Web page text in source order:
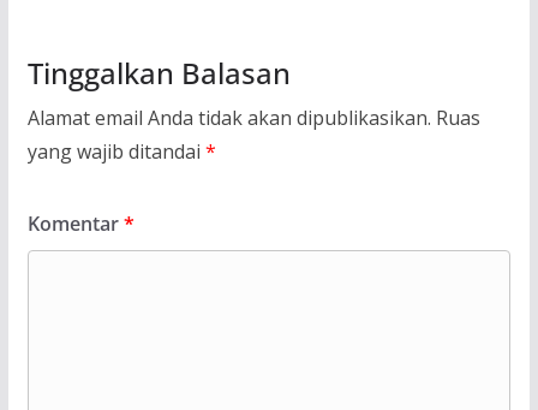
Tinggalkan Balasan
Alamat email Anda tidak akan dipublikasikan. Ruas
yang wajib ditandai *
Komentar*